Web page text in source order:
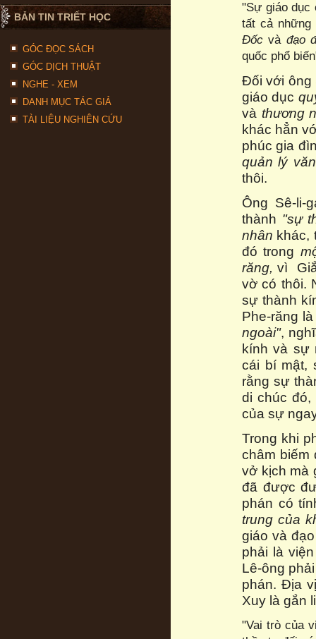
BẢN TIN TRIẾT HỌC
GÓC ĐỌC SÁCH
GÓC DỊCH THUẬT
NGHE - XEM
DANH MỤC TÁC GIẢ
TÀI LIỆU NGHIÊN CỨU
"Sự giáo dục
tất cả
Đốc và đạo
quốc phổ
Đối với ông
giáo dục
và thương
khác hẳn
phúc gia
quản lý
thôi.
Ông Sê-li-
thành "sự
nhân khác,
đó trong
răng,vì
vờ có thôi.
sự thành
Phe-răng
ngoài",
kính và sự
cái bí mật,
rằng sự
di chúc
của sự
Trong khi
châm biếm
vở kịch mà
đã được
phán có
trung của
giáo và
phải là
Lê-ông
phán. Địa
Xuy là gắn
"Vai trò của